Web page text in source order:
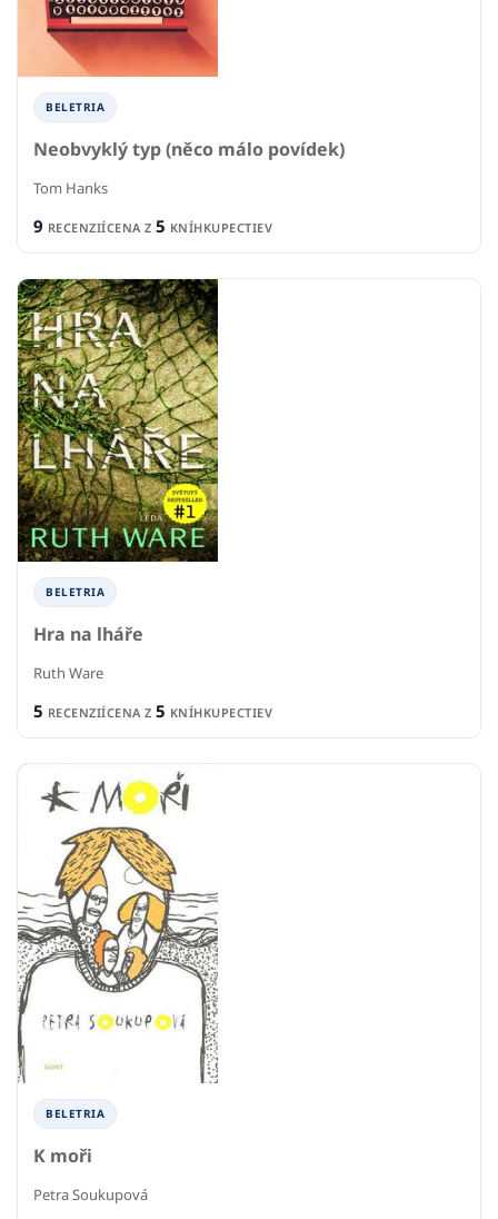
BELETRIA
Neobvyklý typ (něco málo povídek)
Tom Hanks
9 RECENZIÍCENA Z 5 KNÍHKUPECTIEV
BELETRIA
Hra na lháře
Ruth Ware
5 RECENZIÍCENA Z 5 KNÍHKUPECTIEV
BELETRIA
K moři
Petra Soukupová